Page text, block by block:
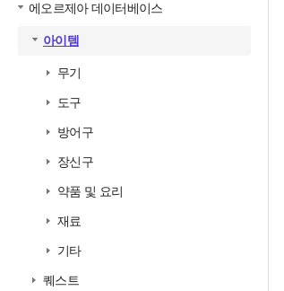
에오르제아 데이터베이스
아이템
무기
도구
방어구
장신구
약품 및 요리
재료
기타
퀘스트